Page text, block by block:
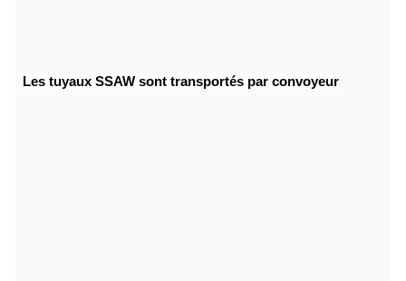
Les tuyaux SSAW sont transportés par convoyeur